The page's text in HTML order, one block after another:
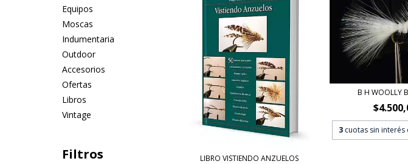
Equipos
Moscas
Indumentaria
Outdoor
Accesorios
Ofertas
Libros
Vintage
Filtros
LIBRO VISTIENDO ANZUELOS
B H WOOLLY
3 cuotas sin interés